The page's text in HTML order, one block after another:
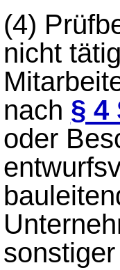
(4)
nicht
nach § 4
oder